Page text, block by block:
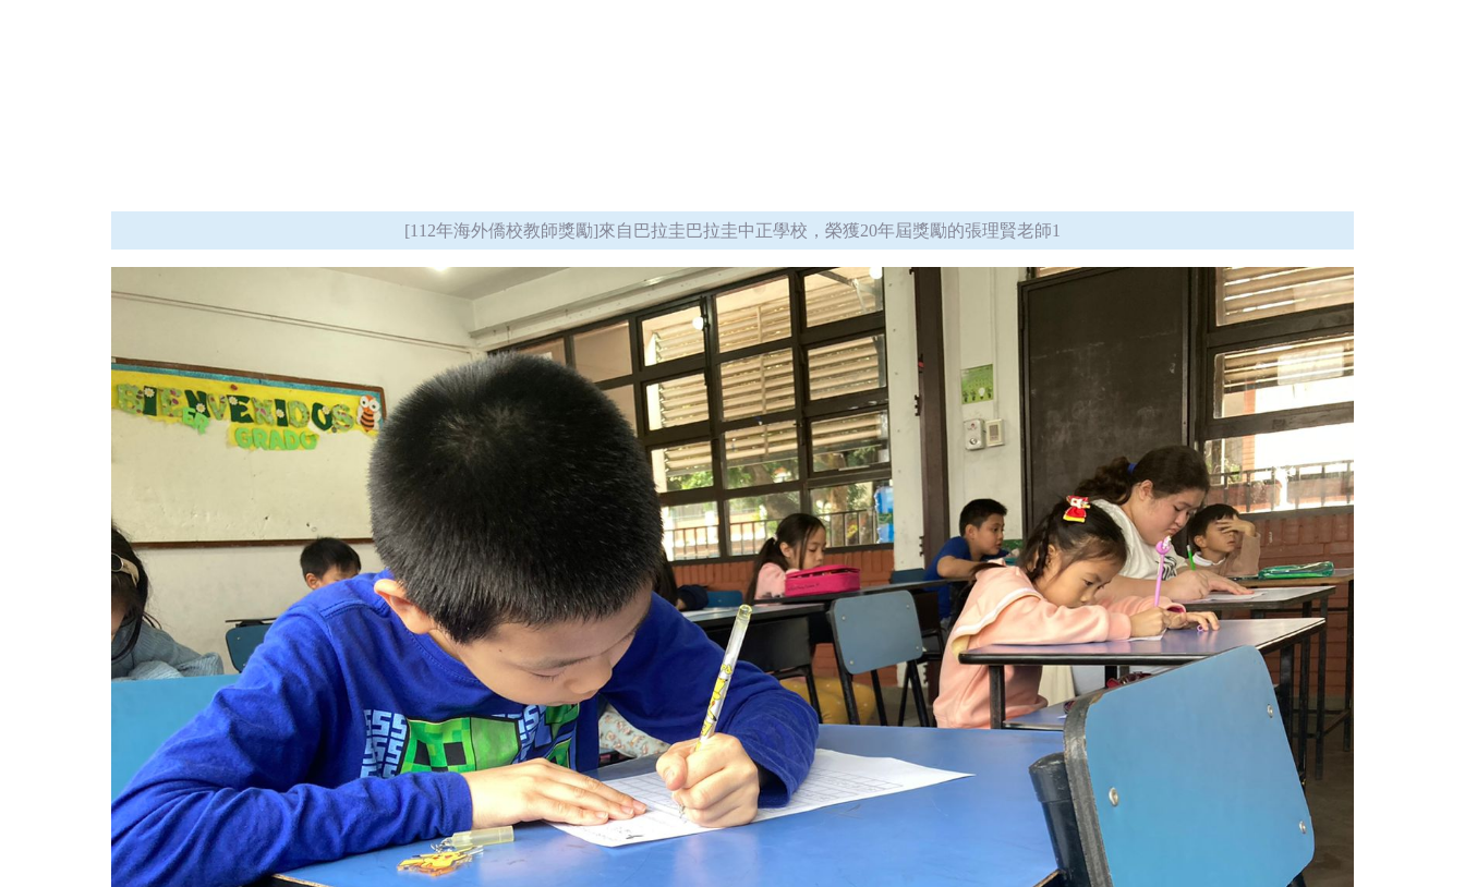
[112年海外僑校教師獎勵]來自巴拉圭巴拉圭中正學校，榮獲20年屆獎勵的張理賢老師1